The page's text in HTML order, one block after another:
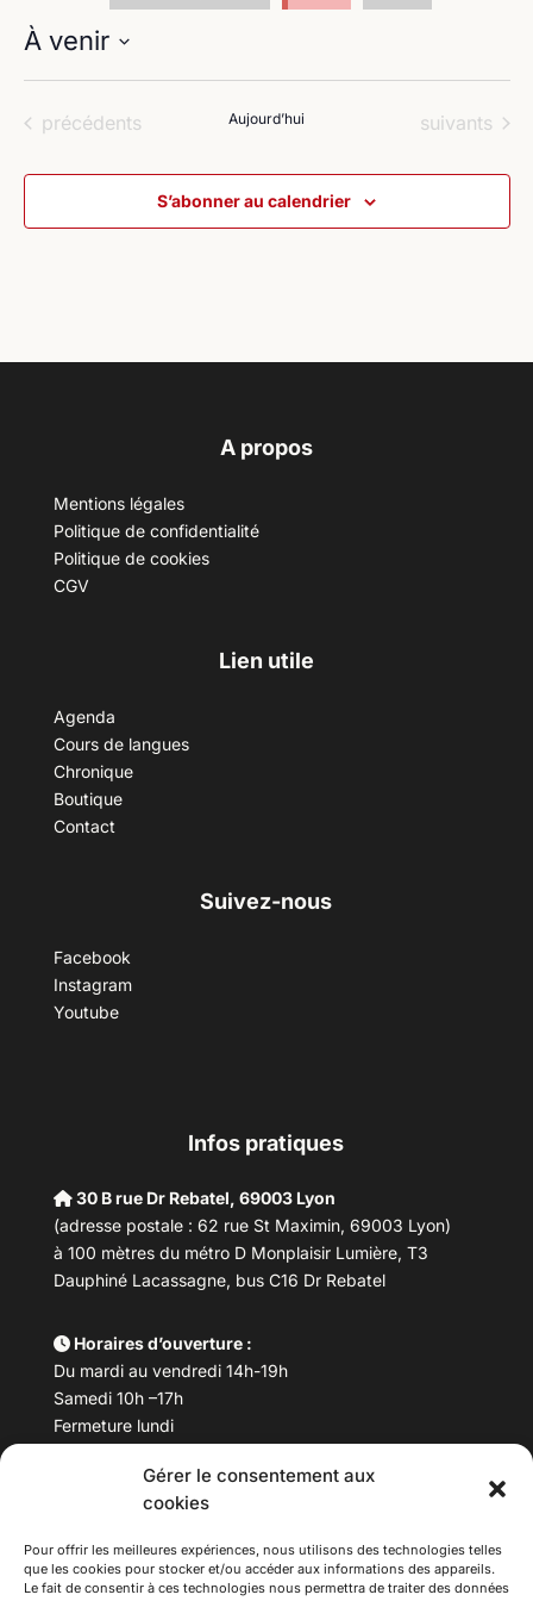
Gérer le consentement aux
cookies
Pour offrir les meilleures expériences, nous utilisons des technologies telles
que les cookies pour stocker et/ou accéder aux informations des appareils.
Le fait de consentir à ces technologies nous permettra de traiter des données
À venir
date.Évènements
précédents Aujourd’hui Évènements
suivants
S’abonner au calendrier
A propos
Mentions légales
Politique de confidentialité
Politique de cookies
CGV
Lien utile
Agenda
Cours de langues
Chronique
Boutique
Contact
Suivez-nous
Facebook
Instagram
Youtube
Infos pratiques
30 B rue Dr Rebatel, 69003 Lyon
(adresse postale : 62 rue St Maximin, 69003 Lyon)
à 100 mètres du métro D Monplaisir Lumière, T3
Dauphiné Lacassagne, bus C16 Dr Rebatel
Horaires d’ouverture :
Du mardi au vendredi 14h-19h
Samedi 10h –17h
Fermeture lundi
Téléphone : 04 78 53 06 40
maisondesculturesasiatiques@asiexpo.com